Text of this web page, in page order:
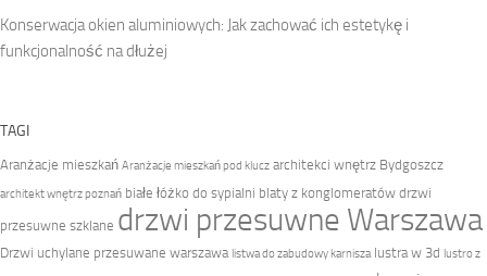
Konserwacja okien aluminiowych: Jak zachować ich estetykę i
funkcjonalność na dłużej
TAGI
Aranżacje mieszkań Aranżacje mieszkań pod klucz architekci wnętrz Bydgoszcz
architekt wnętrz poznań białe łóżko do sypialni blaty z konglomeratów drzwi
przesuwne szklane drzwi przesuwne Warszawa
Drzwi uchylane przesuwane warszawa listwa do zabudowy karnisza lustra w 3d lustro z